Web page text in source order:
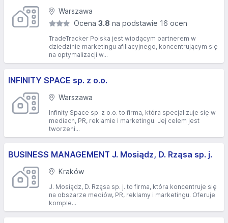
Warszawa
Ocena3.8 na podstawie 16 ocen
TradeTracker Polska jest wiodącym partnerem w
dziedzinie marketingu afiliacyjnego, koncentrującym się
na optymalizacji w...
INFINITY SPACE sp. z o.o.
Warszawa
Infinity Space sp. z o.o. to firma, która specjalizuje się w
mediach, PR, reklamie i marketingu. Jej celem jest
tworzeni...
BUSINESS MANAGEMENT J. Mosiądz, D. Rząsa sp. j.
Kraków
J. Mosiądz, D. Rząsa sp. j. to firma, która koncentruje się
na obszarze mediów, PR, reklamy i marketingu. Oferuje
komple...